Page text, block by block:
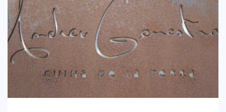
25 – 50 €
> 50 €
NUESTROS FAVORITOS
LIFESTYLE
BEAUTY
CONOCIENDO A …